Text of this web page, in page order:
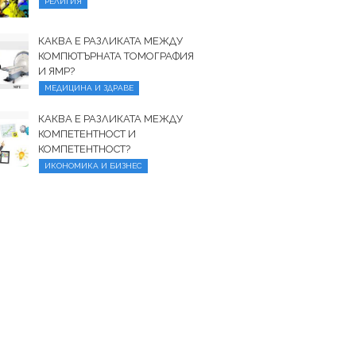
КАКВА Е РАЗЛИКАТА МЕЖДУ
КОМПЮТЪРНАТА ТОМОГРАФИЯ
И ЯМР?
МЕДИЦИНА И ЗДРАВЕ
КАКВА Е РАЗЛИКАТА МЕЖДУ
КОМПЕТЕНТНОСТ И
КОМПЕТЕНТНОСТ?
ИКОНОМИКА И БИЗНЕС